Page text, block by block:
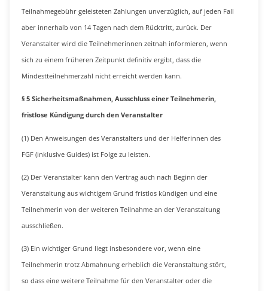
Teilnahmegebühr geleisteten Zahlungen unverzüglich, auf jeden Fall
aber innerhalb von 14 Tagen nach dem Rücktritt, zurück. Der
Veranstalter wird die Teilnehmerinnen zeitnah informieren, wenn
sich zu einem früheren Zeitpunkt definitiv ergibt, dass die
Mindestteilnehmerzahl nicht erreicht werden kann.
§ 5 Sicherheitsmaßnahmen, Ausschluss einer Teilnehmerin,
fristlose Kündigung durch den Veranstalter
(1) Den Anweisungen des Veranstalters und der Helferinnen des
FGF (inklusive Guides) ist Folge zu leisten.
(2) Der Veranstalter kann den Vertrag auch nach Beginn der
Veranstaltung aus wichtigem Grund fristlos kündigen und eine
Teilnehmerin von der weiteren Teilnahme an der Veranstaltung
ausschließen.
(3) Ein wichtiger Grund liegt insbesondere vor, wenn eine
Teilnehmerin trotz Abmahnung erheblich die Veranstaltung stört,
so dass eine weitere Teilnahme für den Veranstalter oder die